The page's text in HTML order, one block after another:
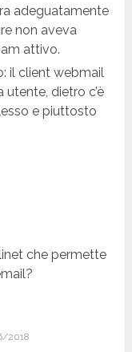
adeguatamente
non aveva
attivo.
il client webmail
utente, dietro c’è
e piuttosto
che permette
2018